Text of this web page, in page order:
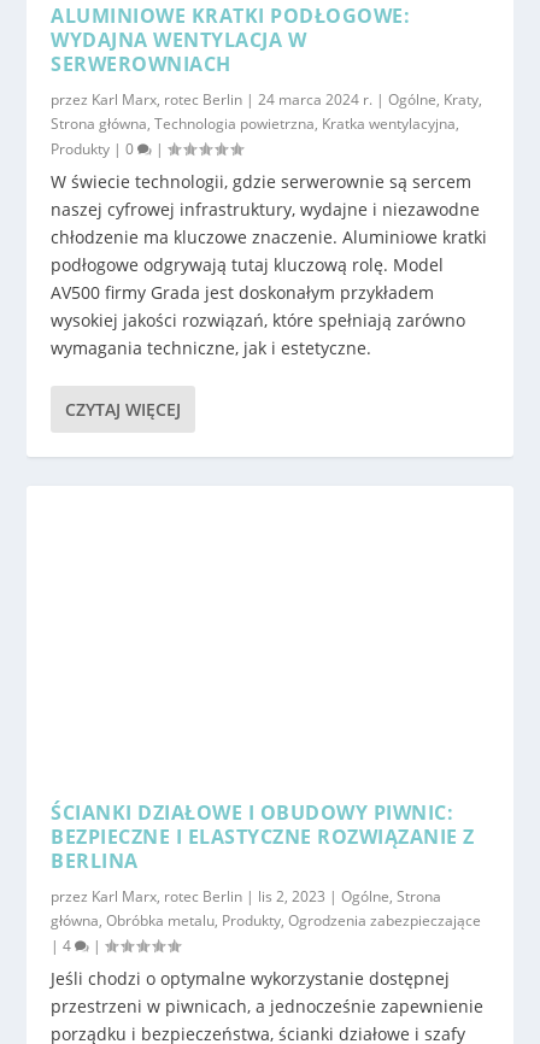
ALUMINIOWE KRATKI PODŁOGOWE:
WYDAJNA WENTYLACJA W
SERWEROWNIACH
przez Karl Marx, rotec Berlin |24 marca 2024 r. |Ogólne, Kraty,
Strona główna,Technologia powietrzna, Kratka wentylacyjna,
Produkty |0 |
W świecie technologii, gdzie serwerownie są sercem
naszej cyfrowej infrastruktury, wydajne i niezawodne
chłodzenie ma kluczowe znaczenie. Aluminiowe kratki
podłogowe odgrywają tutaj kluczową rolę. Model
AV500 firmy Grada jest doskonałym przykładem
wysokiej jakości rozwiązań, które spełniają zarówno
wymagania techniczne, jak i estetyczne.
CZYTAJ WIĘCEJ
ŚCIANKI DZIAŁOWE I OBUDOWY PIWNIC:
BEZPIECZNE I ELASTYCZNE ROZWIĄZANIE Z
BERLINA
przez Karl Marx, rotec Berlin | lis 2, 2023 |Ogólne,Strona
główna,Obróbka metalu, Produkty,Ogrodzenia zabezpieczające
|4 |
Jeśli chodzi o optymalne wykorzystanie dostępnej
przestrzeni w piwnicach, a jednocześnie zapewnienie
porządku i bezpieczeństwa, ścianki działowe i szafy